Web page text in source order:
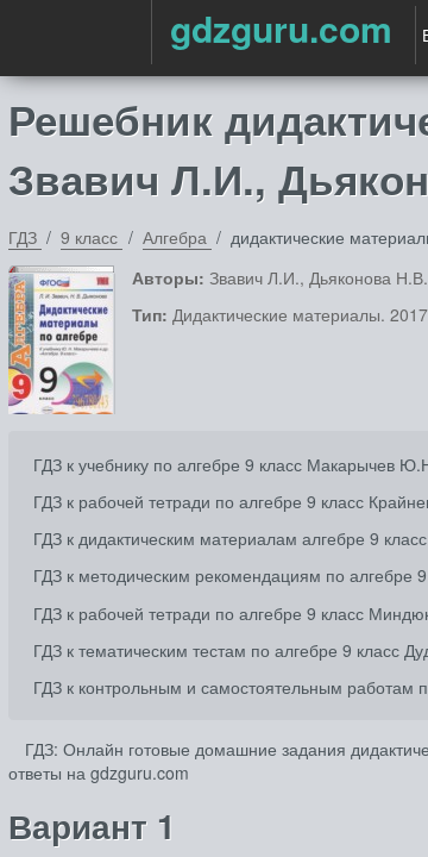
gdzguru.com
Решебник
Звавич Л.И.,
ГДЗ 9 класс Алгебра
дидактические
Авторы: Звавич Л.И., Дьяконова
Тип: Дидактические материалы.
ГДЗ к учебнику по алгебре 9 класс Макарычев
ГДЗ к рабочей тетради по алгебре 9 класс
ГДЗ к дидактическим материалам алгебре 9
ГДЗ к методическим рекомендациям по алгебре
ГДЗ к рабочей тетради по алгебре 9 класс
ГДЗ к тематическим тестам по алгебре 9 класс
ГДЗ к контрольным и самостоятельным работам
ГДЗ: Онлайн готовые домашние задания
ответы на gdzguru.com
Вариант 1